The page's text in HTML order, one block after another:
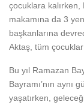
çocuklara kalırken,
makamına da 3
başkanlarına
Aktaş, tüm
Bu yıl Ramazan
Bayramı’nın aynı
yaşatırken,